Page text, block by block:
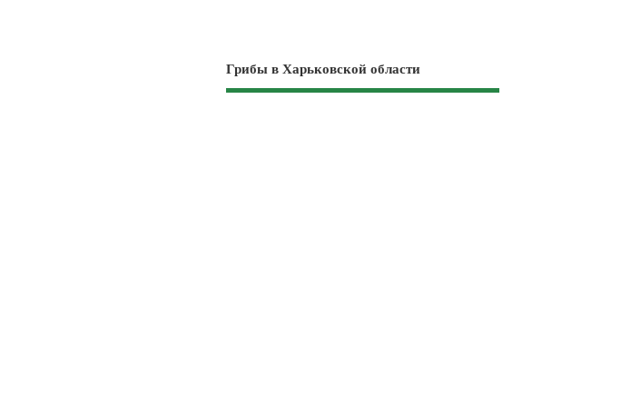
Грибы в Харьковской области